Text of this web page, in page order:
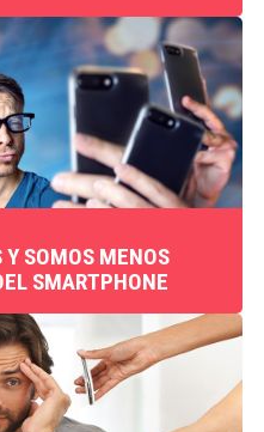
SOMOS MENOS
SMARTPHONE